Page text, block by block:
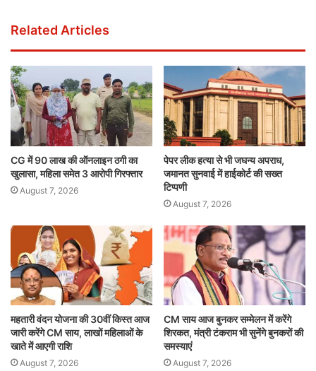
Related Articles
CG में 90 लाख की ऑनलाइन ठगी का
खुलासा, महिला समेत 3 आरोपी गिरफ्तार
August 7, 2026
पेपर लीक हत्या से भी जघन्य अपराध,
जमानत सुनवाई में हाईकोर्ट की सख्त
टिप्पणी
August 7, 2026
महतारी वंदन योजना की 30वीं किस्त आज
जारी करेंगे CM साय, लाखों महिलाओं के
खाते में आएगी राशि
August 7, 2026
CM साय आज बुनकर सम्मेलन में करेंगे
शिरकत, मंत्री टंकराम भी सुनेंगे बुनकरों की
समस्याएं
August 7, 2026